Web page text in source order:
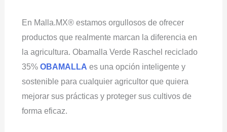
En Malla.MX® estamos orgullosos de ofrecer
productos que realmente marcan la diferencia en
la agricultura. Obamalla Verde Raschel reciclado
35% OBAMALLA es una opción inteligente y
sostenible para cualquier agricultor que quiera
mejorar sus prácticas y proteger sus cultivos de
forma eficaz.